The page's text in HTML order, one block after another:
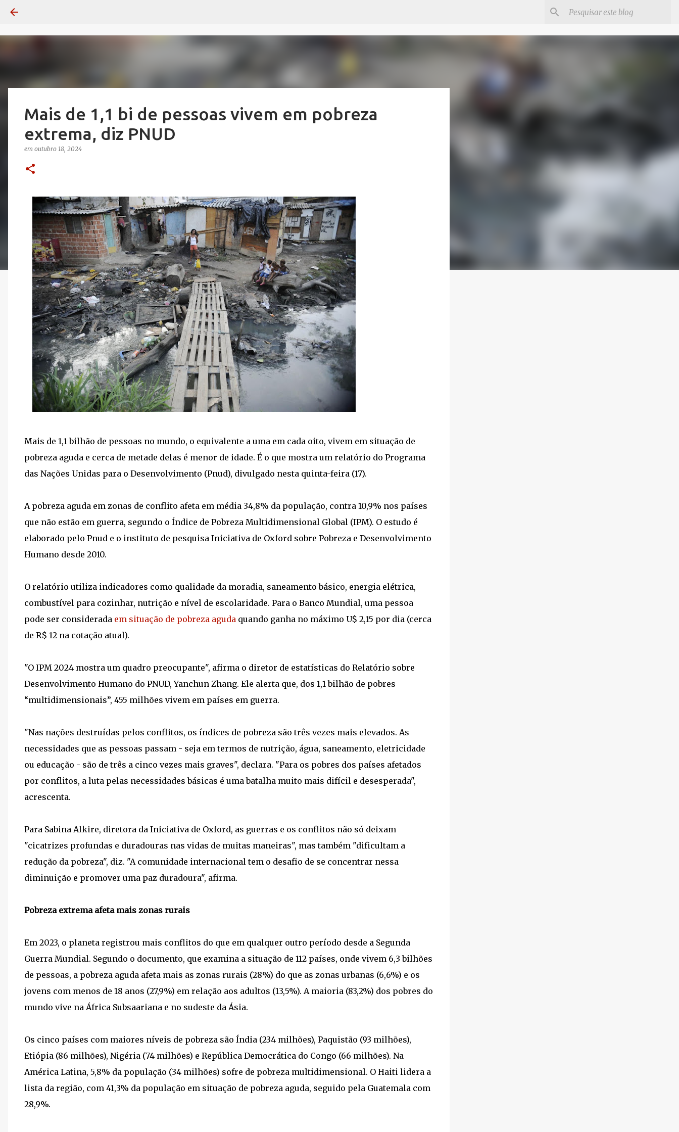
Mais de 1,1 bi de pessoas vivem em pobreza
extrema, diz PNUD
em outubro 18, 2024
Mais de 1,1 bilhão de pessoas no mundo, o equivalente a uma em cada oito, vivem em situação de
pobreza aguda e cerca de metade delas é menor de idade. É o que mostra um relatório do Programa
das Nações Unidas para o Desenvolvimento (Pnud), divulgado nesta quinta-feira (17).
A pobreza aguda em zonas de conflito afeta em média 34,8% da população, contra 10,9% nos países
que não estão em guerra, segundo o Índice de Pobreza Multidimensional Global (IPM). O estudo é
elaborado pelo Pnud e o instituto de pesquisa Iniciativa de Oxford sobre Pobreza e Desenvolvimento
Humano desde 2010.
O relatório utiliza indicadores como qualidade da moradia, saneamento básico, energia elétrica,
combustível para cozinhar, nutrição e nível de escolaridade. Para o Banco Mundial, uma pessoa
pode ser considerada em situação de pobreza aguda quando ganha no máximo U$ 2,15 por dia (cerca
de R$ 12 na cotação atual).
"O IPM 2024 mostra um quadro preocupante", afirma o diretor de estatísticas do Relatório sobre
Desenvolvimento Humano do PNUD, Yanchun Zhang. Ele alerta que, dos 1,1 bilhão de pobres
“multidimensionais”, 455 milhões vivem em países em guerra.
"Nas nações destruídas pelos conflitos, os índices de pobreza são três vezes mais elevados. As
necessidades que as pessoas passam - seja em termos de nutrição, água, saneamento, eletricidade
ou educação - são de três a cinco vezes mais graves", declara. "Para os pobres dos países afetados
por conflitos, a luta pelas necessidades básicas é uma batalha muito mais difícil e desesperada",
acrescenta.
Para Sabina Alkire, diretora da Iniciativa de Oxford, as guerras e os conflitos não só deixam
"cicatrizes profundas e duradouras nas vidas de muitas maneiras", mas também "dificultam a
redução da pobreza", diz. "A comunidade internacional tem o desafio de se concentrar nessa
diminuição e promover uma paz duradoura", afirma.
Pobreza extrema afeta mais zonas rurais
Em 2023, o planeta registrou mais conflitos do que em qualquer outro período desde a Segunda
Guerra Mundial. Segundo o documento, que examina a situação de 112 países, onde vivem 6,3 bilhões
de pessoas, a pobreza aguda afeta mais as zonas rurais (28%) do que as zonas urbanas (6,6%) e os
jovens com menos de 18 anos (27,9%) em relação aos adultos (13,5%). A maioria (83,2%) dos pobres do
mundo vive na África Subsaariana e no sudeste da Ásia.
Os cinco países com maiores níveis de pobreza são Índia (234 milhões), Paquistão (93 milhões),
Etiópia (86 milhões), Nigéria (74 milhões) e República Democrática do Congo (66 milhões). Na
América Latina, 5,8% da população (34 milhões) sofre de pobreza multidimensional. O Haiti lidera a
lista da região, com 41,3% da população em situação de pobreza aguda, seguido pela Guatemala com
28,9%.